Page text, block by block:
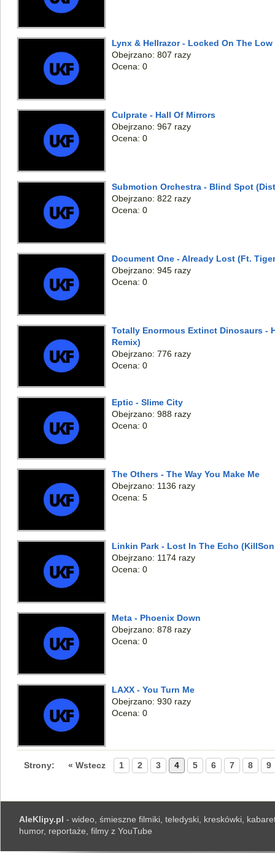
Lynx & Hellrazor - Locked On The Low
Obejrzano: 807 razy
Ocena: 0
Culprate - Hall Of Mirrors
Obejrzano: 967 razy
Ocena: 0
Submotion Orchestra - Blind Spot
Obejrzano: 822 razy
Ocena: 0
Document One - Already Lost (Ft.
Obejrzano: 945 razy
Ocena: 0
Totally Enormous Extinct Dinosaurs -
Remix)
Obejrzano: 776 razy
Ocena: 0
Eptic - Slime City
Obejrzano: 988 razy
Ocena: 0
The Others - The Way You Make Me
Obejrzano: 1136 razy
Ocena: 5
Linkin Park - Lost In The Echo
Obejrzano: 1174 razy
Ocena: 0
Meta - Phoenix Down
Obejrzano: 878 razy
Ocena: 0
LAXX - You Turn Me
Obejrzano: 930 razy
Ocena: 0
Strony: « Wstecz 1 2 3 4 5 6 7 8 9
AleKlipy.pl - wideo, śmieszne filmiki, teledyski, kreskówki,
humor, reportaże, filmy z YouTube